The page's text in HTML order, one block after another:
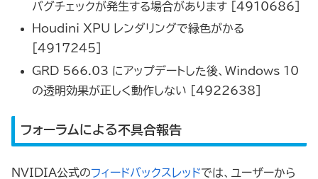
バグチェックが発生する場合があります [4910686]
Houdini XPU レンダリングで緑色がかる
[4917245]
GRD 566.03 にアップデートした後、Windows 10
の透明効果が正しく動作しない [4922638]
フォーラムによる不具合報告
NVIDIA公式のフィードバックスレッドでは、ユーザーから